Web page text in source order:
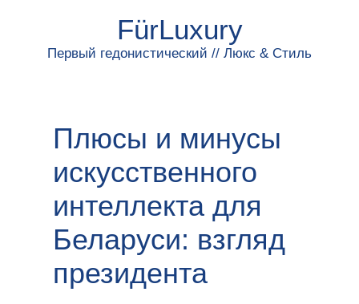
FürLuxury
Первый гедонистический // Люкс & Стиль
Плюсы и минусы
искусственного
интеллекта для
Беларуси: взгляд
президента